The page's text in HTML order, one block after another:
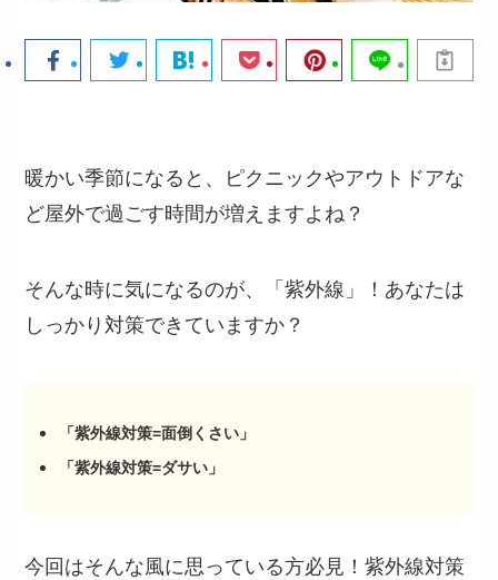
暖かい季節になると、ピクニックやアウトドアな
ど屋外で過ごす時間が増えますよね？
そんな時に気になるのが、「紫外線」！あなたは
しっかり対策できていますか？
「紫外線対策=面倒くさい」
「紫外線対策=ダサい」
今回はそんな風に思っている方必見！紫外線対策